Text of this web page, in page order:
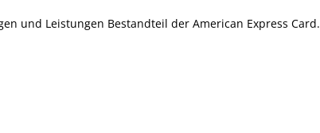
und Leistungen Bestandteil der American Express Card.